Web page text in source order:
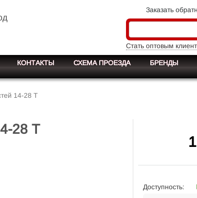
Заказать
Стать оптовым
КОНТАКТЫ СХЕМА ПРОЕЗДА БРЕНДЫ
14-28 T
28 T
Доступность: